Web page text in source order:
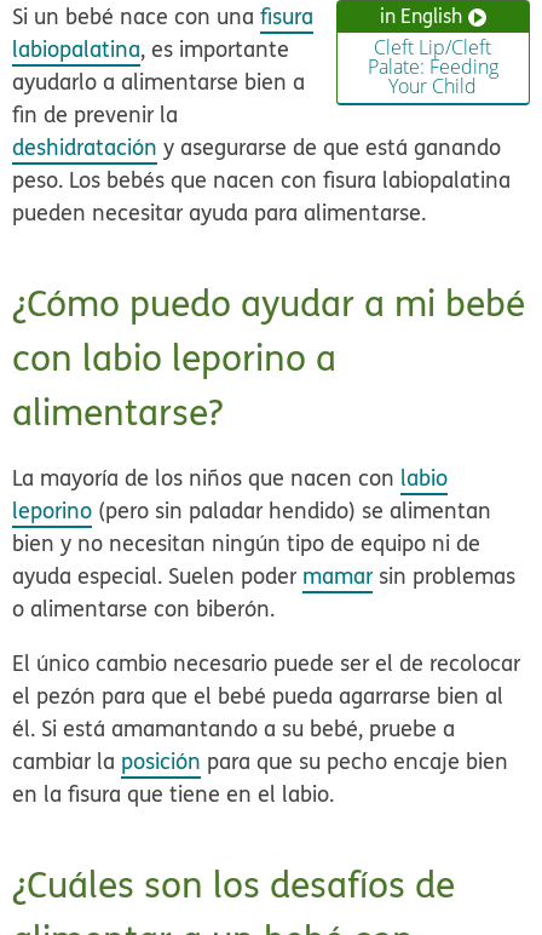
in English
Cleft Lip/Cleft
Palate: Feeding
Your Child
Si un bebé nace con unafisura
labiopalatina, es importante
ayudarlo a alimentarse bien a
fin de prevenir la
deshidratación y asegurarse de que está ganando
peso. Los bebés que nacen con fisura labiopalatina
pueden necesitar ayuda para alimentarse.
¿Cómo puedo ayudar a mi bebé
con labio leporino a
alimentarse?
La mayoría de los niños que nacen con labio
leporino (pero sin paladar hendido) se alimentan
bien y no necesitan ningún tipo de equipo ni de
ayuda especial. Suelen poder mamarsin problemas
o alimentarse con biberón.
El único cambio necesario puede ser el de recolocar
el pezón para que el bebé pueda agarrarse bien al
él. Si está amamantando a su bebé, pruebe a
cambiar la posición para que su pecho encaje bien
en la fisura que tiene en el labio.
¿Cuáles son los desafíos de